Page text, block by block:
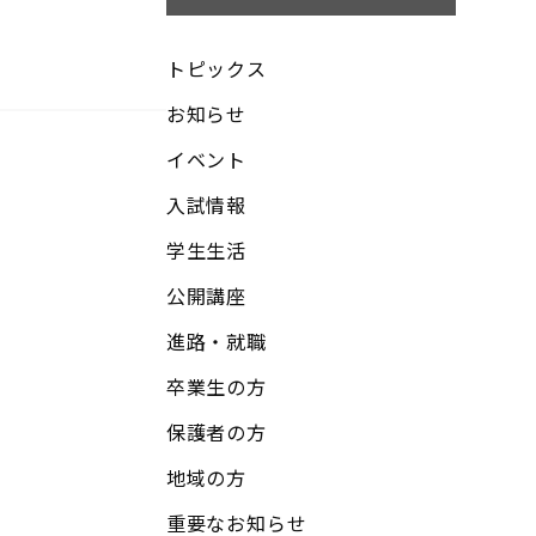
トピックス
お知らせ
イベント
入試情報
学生生活
公開講座
進路・就職
卒業生の方
保護者の方
地域の方
重要なお知らせ